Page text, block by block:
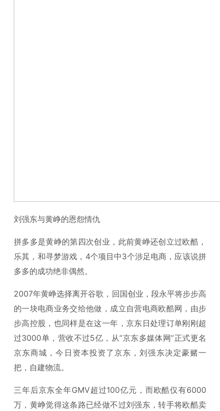
刘强东与黄峥的恩怨情仇
拼多多是黄峥的第四次创业，此前黄峥还创立过欧酷，
乐其，和寻梦游戏，4个项目中3个涉足电商，应该说拼
多多的成功绝非偶然。
2007年黄峥选择离开谷歌，回国创业，段永平将步步高
的一块电商业务交给他做，成立自营电商欧酷网，由步
步高控股，也同样是在这一年，京东日处理订单刚刚超
过3000单，营收不过5亿，从“京东多媒体网”正式更名
京东商城，今日资本投资了京东，刘强东决定豪赌一
把，自建物流。
三年后京东全年GMV超过100亿元，而欧酷仅有6000
万，黄峥觉得这条路已经做不过刘强东，转手将欧酷卖